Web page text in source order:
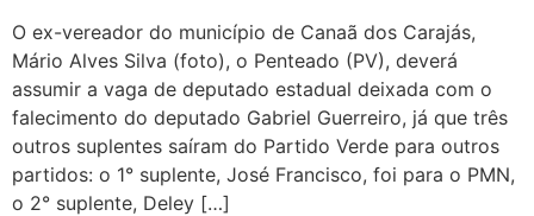
O ex-vereador do município de Canaã dos Carajás,
Mário Alves Silva (foto), o Penteado (PV), deverá
assumir a vaga de deputado estadual deixada com o
falecimento do deputado Gabriel Guerreiro, já que três
outros suplentes saíram do Partido Verde para outros
partidos: o 1° suplente, José Francisco, foi para o PMN,
o 2° suplente, Deley […]